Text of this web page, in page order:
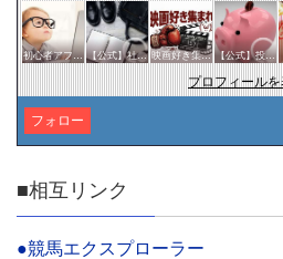
初心者アフィリエイター♪♪ 【公式】社会・経済サークル 映画好き集まれ('ω')ノ 【公式】投資・マネーサークル
プロフィール
フォロー
■相互リンク
●競馬エクスプローラー